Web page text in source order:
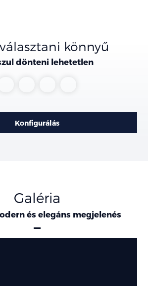
könnyű
dönteni lehetetlen
Konfigurálás
Galéria
és elegáns megjelenés